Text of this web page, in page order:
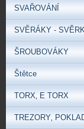
SVAŘOVÁNÍ
SVĚRÁKY -
ŠROUBOVÁKY
Štětce
TORX‚ E TORX
TREZORY‚